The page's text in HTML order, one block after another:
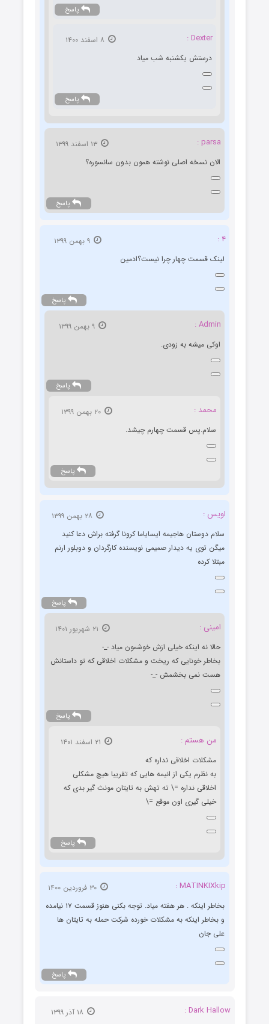
پاسخ
Dexter :
درستش یکشنبه شب میاد
پاسخ
parsa :
الان نسخه اصلی نوشته همون بدون سانسوره؟
پاسخ
۴ :
لینک قسمت چهار چرا نیست؟ادمین
پاسخ
Admin :
۹ بهمن ۱۳۹۹
اوکی میشه به زودی.
پاسخ
محمد :
۲۰ بهمن ۱۳۹۹
سلام.پس قسمت چهارم چیشد.
پاسخ
اویس :
سلام دوستان هاجیمه ایسایاما کرونا گرفته براش دعا کنید
میگن توی یه دیدار صمیمی نویسنده کارگردان و دوبلور ارنم
مبتلا کرده
پاسخ
امینی :
حالا نه اینکه خیلی ازش خوشمون میاد -_-
بخاطر خونایی که ریخت و مشکلات اخلاقی که تو داستانش
هست نمی بخشمش -_-
پاسخ
من هستم :
مشکلات اخلاقی نداره که
به نظرم یکی از انیمه هایی که تقریبا هیچ مشکلی
اخلاقی نداره =\ ته تهش به تایتان مونث گیر بدی که
خیلی گیری اون موقع =\
پاسخ
MATINKIXkip :
۳۰ فروردین ۱۴۰۰
بخاطر اینکه . هر هفته میاد. توجه بکنی هنوز قسمت ۱۷ نیامده
و بخاطر اینکه به مشکلات خورده شرکت حمله به تایتان ها
علی جان
پاسخ
Dark Hallow :